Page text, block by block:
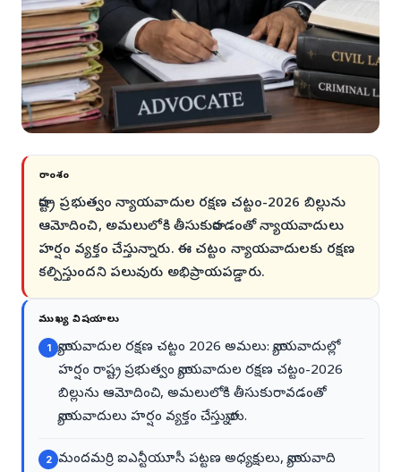
సారాంశం
రాష్ట్ర ప్రభుత్వం న్యాయవాదుల రక్షణ చట్టం-2026 బిల్లును
ఆమోదించి, అమలులోకి తీసుకురావడంతో న్యాయవాదులు
హర్షం వ్యక్తం చేస్తున్నారు. ఈ చట్టం న్యాయవాదులకు రక్షణ
కల్పిస్తుందని పలువురు అభిప్రాయపడ్డారు.
ముఖ్య విషయాలు
1
న్యాయవాదుల రక్షణ చట్టం 2026 అమలు: న్యాయవాదుల్లో
హర్షం రాష్ట్ర ప్రభుత్వం న్యాయవాదుల రక్షణ చట్టం-2026
బిల్లును ఆమోదించి, అమలులోకి తీసుకురావడంతో
న్యాయవాదులు హర్షం వ్యక్తం చేస్తున్నారు.
2 మందమర్రి ఐఎన్టీయూసీ పట్టణ అధ్యక్షులు, న్యాయవాది